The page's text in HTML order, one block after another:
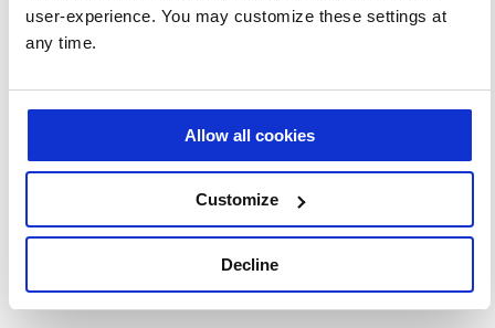
user-experience. You may customize these settings at
any time.
Allow all cookies
Customize
Decline
AI Envision: convierte la curiosidad de la IA en un
impacto real en tu negocio